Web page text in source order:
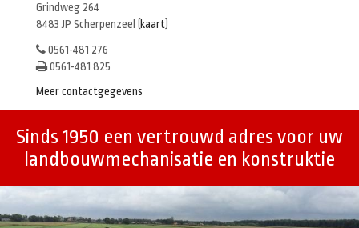
Grindweg 264
8483 JP Scherpenzeel (
kaart
0561-481 276
0561-481 825
Meer contactgegevens
Sinds 1950 een vertrouwd adres voor uw
landbouwmechanisatie en konstruktie